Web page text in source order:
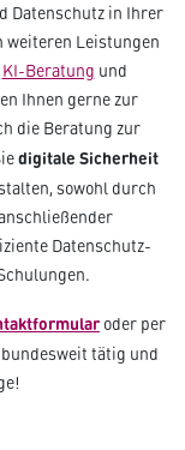
Datenschutz in Ihrer
weiteren Leistungen
KI-Beratung und
Ihnen gerne zur
die Beratung zur
digitale Sicherheit
sowohl durch
Datenschutz-
oder per
tätig und